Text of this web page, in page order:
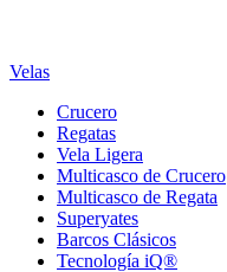
Velas
Crucero
Regatas
Vela Ligera
Multicasco de Crucero
Multicasco de Regata
Superyates
Barcos Clásicos
Tecnología iQ®